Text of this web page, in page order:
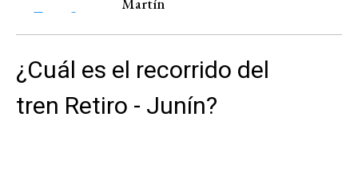
¿Cuál es el recorrido del
tren Retiro - Junín?